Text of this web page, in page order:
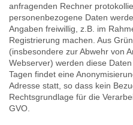
anfragenden Rechner
personenbezogene Daten
Angaben freiwillig, z.B. im
Registrierung machen. Aus
(insbesondere zur Abwehr von
Webserver) werden diese
Tagen findet eine
Adresse statt, so dass kein
Rechtsgrundlage für die
GVO.